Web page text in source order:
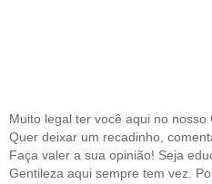
Muito legal ter você aqui no nosso
Quer deixar um recadinho,
Faça valer a sua opinião! Seja
Gentileza aqui sempre tem vez.